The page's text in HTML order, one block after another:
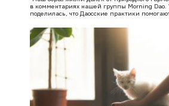
в комментариях нашей группы Morning Dao.
поделилась, что Даосские практики